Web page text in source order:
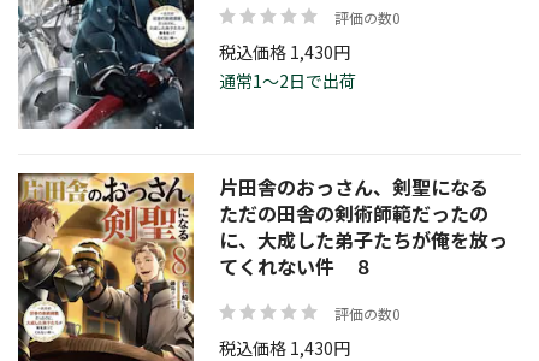
評価の数0
税込価格 1,430円
通常1～2日で出荷
片田舎のおっさん、剣聖になる
ただの田舎の剣術師範だったの
に、大成した弟子たちが俺を放っ
てくれない件 ８
評価の数0
税込価格 1,430円